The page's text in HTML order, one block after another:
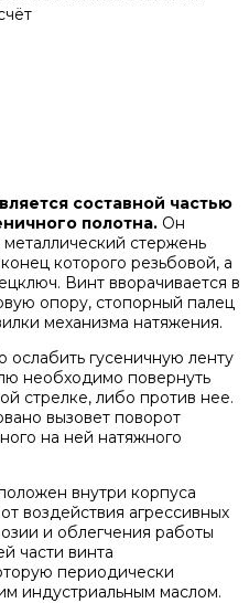
составной частью
полотна. Он
стержень
которого резьбовой, а
Винт вворачивается в
опору, стопорный палец
механизма натяжения.
ослабить гусеничную ленту
необходимо повернуть
стрелке, либо против нее.
вызовет поворот
на ней натяжного
внутри корпуса
воздействия агрессивных
и облегчения работы
части винта
периодически
индустриальным маслом.